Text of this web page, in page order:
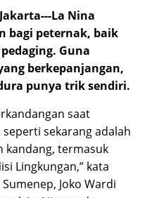
La Nina
bagi peternak, baik
Guna
berkepanjangan,
punya trik sendiri.
saat
sekarang adalah
kandang, termasuk
Lingkungan,” kata
Joko Wardi